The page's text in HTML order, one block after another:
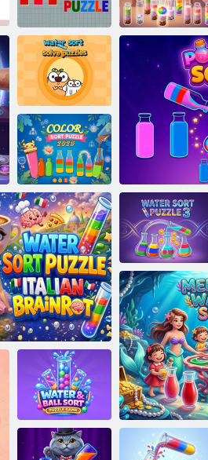
Swapliq Flows
Folyékony fajta
puzzle
Színes rendezés
Puzzle Tej Tea
válogatás
Víz rendezés
rejtvényeket
megoldani
Színes rendezési
rejtvény 2023
Vízrendezési
rejtvény 3